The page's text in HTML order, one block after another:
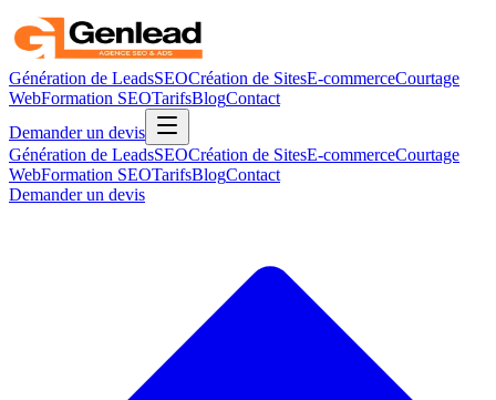
Génération de LeadsSEOCréation de SitesE-commerceCourtage
WebFormation SEOTarifsBlogContact
Demander un devis
Génération de LeadsSEOCréation de SitesE-commerceCourtage
WebFormation SEOTarifsBlogContact
Demander un devis